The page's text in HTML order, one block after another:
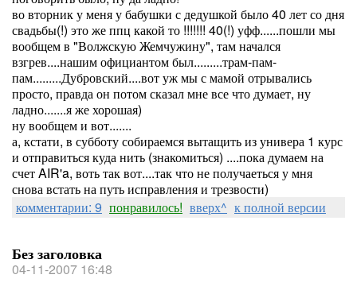
во вторник у меня у бабушки с дедушкой было 40 лет со дня
свадьбы(!) это же ппц какой то !!!!!!! 40(!) уфф......пошли мы
вообщем в "Волжскую Жемчужину", там начался
взгрев....нашим официантом был.........трам-пам-
пам.........Дубровский....вот уж мы с мамой отрывались
просто, правда он потом сказал мне все что думает, ну
ладно.......я же хорошая)
ну вообщем и вот.......
а, кстати, в субботу собираемся вытащить из универа 1 курс
и отправиться куда нить (знакомиться) ....пока думаем на
счет AIR'a, воть так вот....так что не получаеться у мня
снова встать на путь исправления и трезвости)
комментарии: 9 понравилось! вверх^ к полной версии
Без заголовка
04-11-2007 16:48